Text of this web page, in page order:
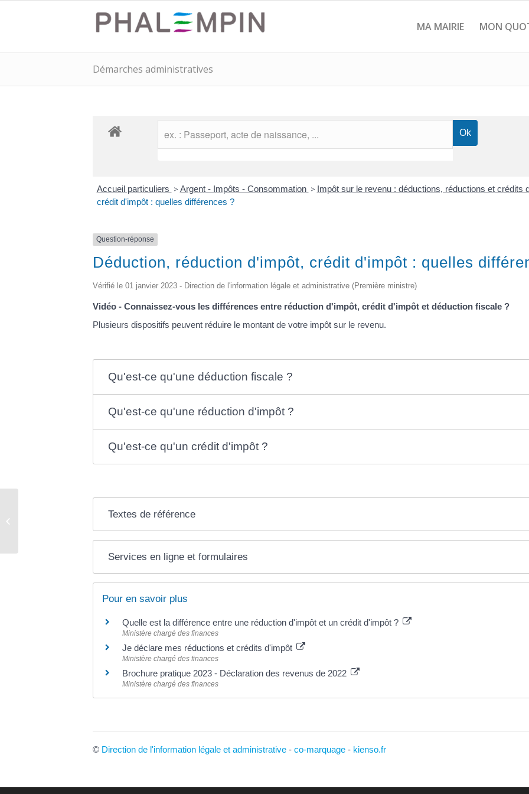
MA MAIRIE MON
Démarches administratives
Accueil particuliers > Argent - Impôts - Consommation > Impôt sur le revenu : déductions, réductions et crédits
crédit d'impôt : quelles différences ?
Question-réponse
Déduction, réduction d'impôt, crédit d'impôt : quelles
Vérifié le 01 janvier 2023 - Direction de l'information légale et administrative (Première ministre)
Vidéo - Connaissez-vous les différences entre réduction d'impôt, crédit d'impôt et déduction fiscale ?
Plusieurs dispositifs peuvent réduire le montant de votre impôt sur le revenu.
Qu'est-ce qu'une déduction fiscale ?
Qu'est-ce qu'une réduction d'impôt ?
Qu'est-ce qu'un crédit d'impôt ?
Textes de référence
Services en ligne et formulaires
Pour en savoir plus
Quelle est la différence entre une réduction d'impôt et un crédit d'impôt ?
Ministère chargé des finances
Je déclare mes réductions et crédits d'impôt
Ministère chargé des finances
Brochure pratique 2023 - Déclaration des revenus de 2022
Ministère chargé des finances
© Direction de l'information légale et administrative - co-marquage - kienso.fr
Acte de naissance – mariage –